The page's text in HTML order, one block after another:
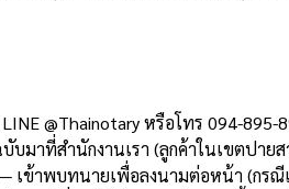
@Thainotary หรือโทร 094-895-
มาที่สำนักงานเรา (ลูกค้าในเขตปาย
เข้าพบทนายเพื่อลงนามต่อหน้า (กรณี